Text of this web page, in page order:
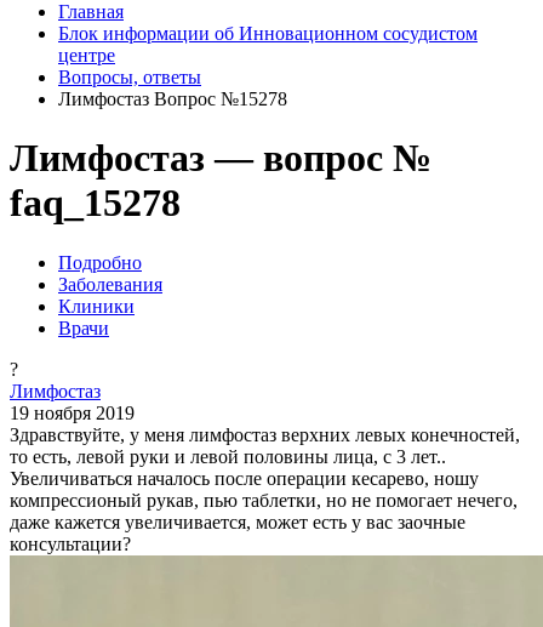
Главная
Блок информации об Инновационном сосудистом
центре
Вопросы, ответы
Лимфостаз Вопрос №15278
Лимфостаз — вопрос №
faq_15278
Подробно
Заболевания
Клиники
Врачи
?
Лимфостаз
19 ноября 2019
Здравствуйте, у меня лимфостаз верхних левых конечностей,
то есть, левой руки и левой половины лица, с 3 лет..
Увеличиваться началось после операции кесарево, ношу
компрессионый рукав, пью таблетки, но не помогает нечего,
даже кажется увеличивается, может есть у вас заочные
консультации?